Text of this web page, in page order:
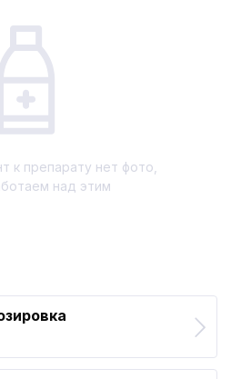
к препарату нет фото,
над этим